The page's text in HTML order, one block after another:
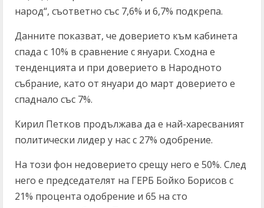
народ“, съответно със 7,6% и 6,7% подкрепа.
Данните показват, че доверието към кабинета
спада с 10% в сравнение с януари. Сходна е
тенденцията и при доверието в Народното
събрание, като от януари до март доверието е
спаднало със 7%.
Кирил Петков продължава да е най-харесваният
политически лидер у нас с 27% одобрение.
На този фон недоверието срещу него е 50%. След
него е председателят на ГЕРБ Бойко Борисов с
21% процента одобрение и 65 на сто